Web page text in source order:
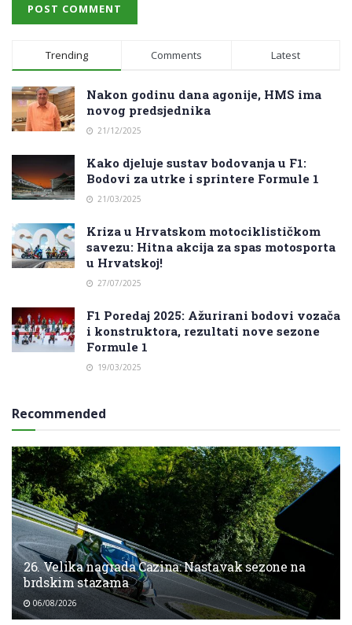
Trending Comments Latest
Nakon godinu dana agonije, HMS ima
novog predsjednika
21/12/2025
Kako djeluje sustav bodovanja u F1:
Bodovi za utrke i sprintere Formule 1
21/03/2025
Kriza u Hrvatskom motociklističkom
savezu: Hitna akcija za spas motosporta
u Hrvatskoj!
27/07/2025
F1 Poredaj 2025: Ažurirani bodovi vozača
i konstruktora, rezultati nove sezone
Formule 1
19/03/2025
Recommended
26. Velika nagrada Cazina: Nastavak sezone na
brdskim stazama
06/08/2026